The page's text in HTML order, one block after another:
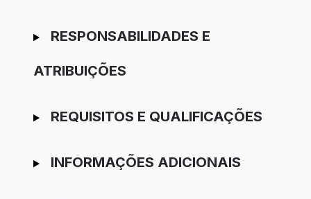
RESPONSABILIDADES E
ATRIBUIÇÕES
REQUISITOS E QUALIFICAÇÕES
INFORMAÇÕES ADICIONAIS